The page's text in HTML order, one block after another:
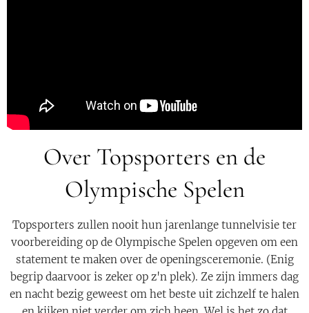
Over Topsporters en de
Olympische Spelen
Topsporters zullen nooit hun jarenlange tunnelvisie ter
voorbereiding op de Olympische Spelen opgeven om een
statement te maken over de openingsceremonie. (Enig
begrip daarvoor is zeker op z'n plek). Ze zijn immers dag
en nacht bezig geweest om het beste uit zichzelf te halen